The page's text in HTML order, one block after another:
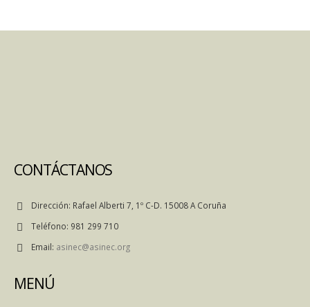
CONTÁCTANOS
Dirección: Rafael Alberti 7, 1º C-D. 15008 A Coruña
Teléfono: 981 299 710
Email: asinec@asinec.org
MENÚ